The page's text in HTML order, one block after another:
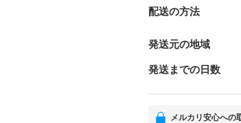
配送の方法
発送元の地域
発送までの日数
メルカリ安心への